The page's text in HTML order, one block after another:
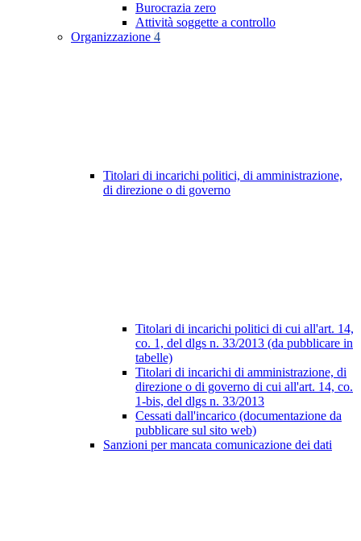
Burocrazia zero
Attività soggette a controllo
Organizzazione 4
Titolari di incarichi politici, di amministrazione,
di direzione o di governo
Titolari di incarichi politici di cui all'art. 14,
co. 1, del dlgs n. 33/2013 (da pubblicare in
tabelle)
Titolari di incarichi di amministrazione, di
direzione o di governo di cui all'art. 14, co.
1-bis, del dlgs n. 33/2013
Cessati dall'incarico (documentazione da
pubblicare sul sito web)
Sanzioni per mancata comunicazione dei dati